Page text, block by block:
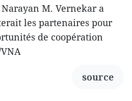
M. Vernekar a
les partenaires pour
de coopération
source